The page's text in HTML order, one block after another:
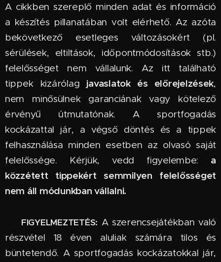
A cikkben szereplő minden adat és információ
a készítés pillanatában volt elérhető. Az azóta
bekövetkező esetleges változásokért (pl.
sérülések, eltiltások, időpontmódosítások stb.)
felelősséget nem vállalunk. Az itt található
tippek kizárólag javaslatok és előrejelzések,
nem minősülnek garanciának vagy kötelező
érvényű útmutatónak. A sportfogadás
kockázattal jár, a végső döntés és a tippek
felhasználása minden esetben az olvasó saját
felelőssége. Kérjük, vedd figyelembe: a
közzétett tippekért semmilyen felelősséget
nem áll módunkban vállalni.
FIGYELMEZTETÉS: A szerencsejátékban való
részvétel 18 éven aluliak számára tilos és
büntetendő. A sportfogadás kockázatokkal jár,